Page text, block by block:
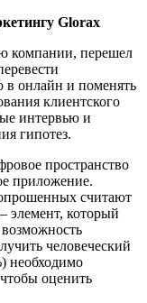
Glorax
компании, перешел
онлайн и поменять
клиентского
интервью и
гипотез.
пространство
приложение.
считают
элемент, который
человеческий
необходимо
оценить